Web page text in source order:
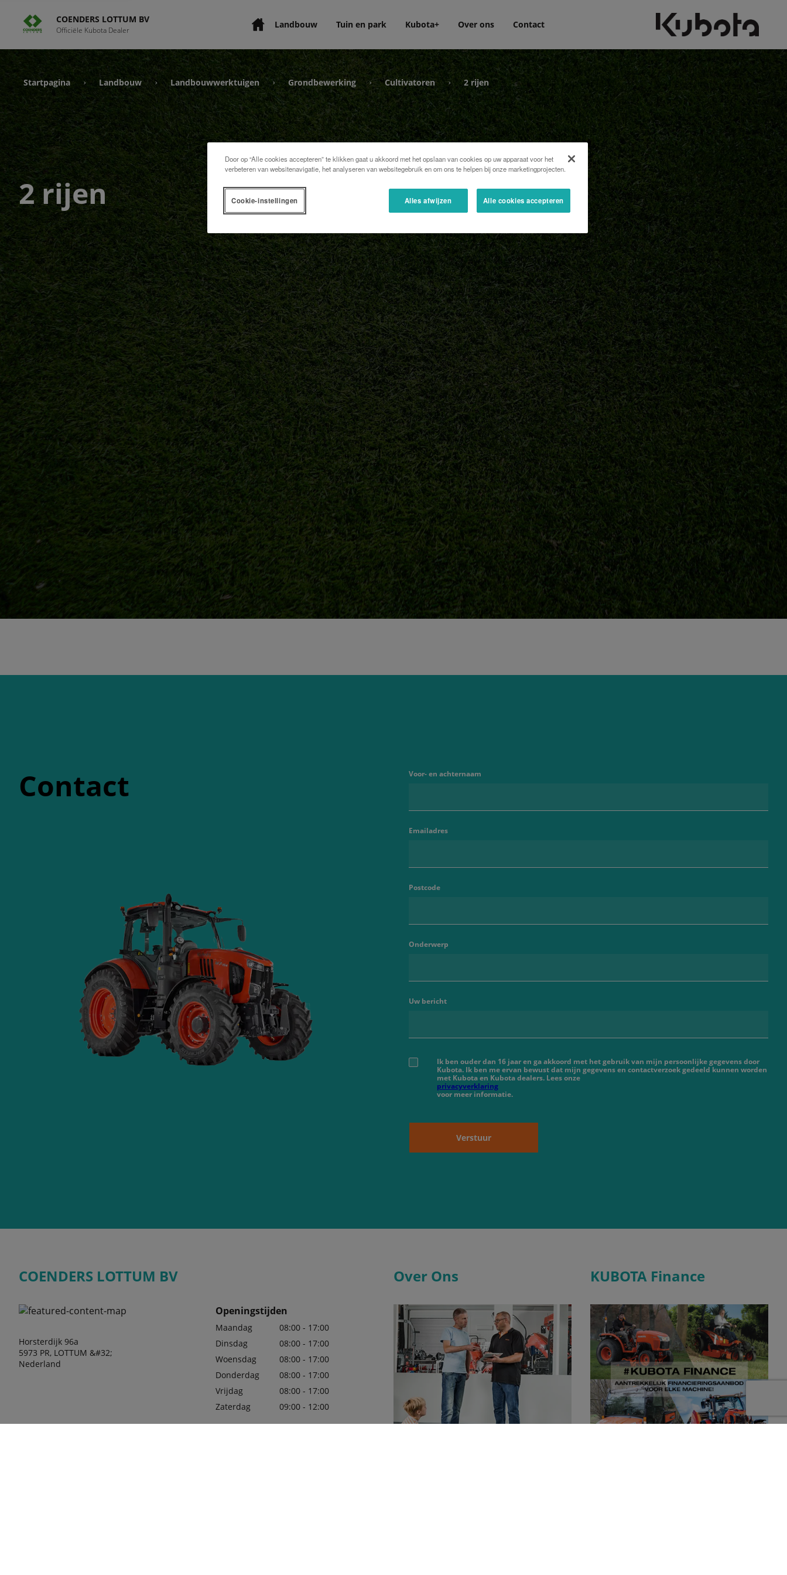
COENDERS LOTTUM BV
Officiële Kubota Dealer Landbouw Tuin en park Kubota+ Over ons Contact
Startpagina › Landbouw › Landbouwwerktuigen › Grondbewerking › Cultivatoren › 2 rijen
2 rijen
Contact Voor- en achternaam
Emailadres
Postcode
Onderwerp
Uw bericht
Ik ben ouder dan 16 jaar en ga akkoord met het gebruik van mijn persoonlijke gegevens door
Kubota. Ik ben me ervan bewust dat mijn gegevens en contactverzoek gedeeld kunnen worden
met Kubota en Kubota dealers. Lees onze
privacyverklaring
voor meer informatie.
Verstuur
COENDERS LOTTUM BV
Horsterdijk 96a
5973 PR, LOTTUM &#32;
Nederland
Openingstijden
Maandag
08:00 - 17:00
Dinsdag
08:00 - 17:00
Woensdag
08:00 - 17:00
Donderdag
08:00 - 17:00
Vrijdag
08:00 - 17:00
Zaterdag
09:00 - 12:00
Over Ons KUBOTA Finance
Door op “Alle cookies accepteren” te klikken gaat u akkoord met het opslaan van cookies op uw apparaat voor het
verbeteren van websitenavigatie, het analyseren van websitegebruik en om ons te helpen bij onze marketingprojecten.
Alles afwijzen Alle cookies accepteren
Cookie-instellingen